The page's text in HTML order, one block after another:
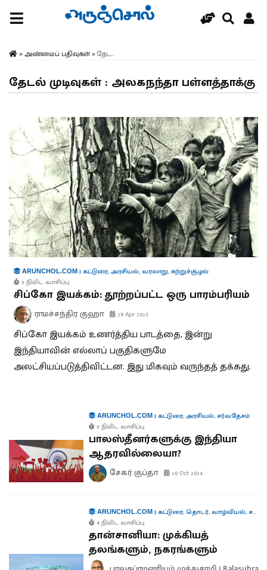
» அண்மைப் பதிவுகள்» தேட...
தேடல் முடிவுகள் : அலகநந்தா பள்ளத்தாக்கு
ARUNCHOL.COM | கட்டுரை,அரசியல், வரலாறு,சுற்றுச்சூழல்
5 நிமிட வாசிப்பு
சிப்கோ இயக்கம்: தூற்றப்பட்ட ஒரு பாரம்பரியம்
ராமச்சந்திர குஹா 28 Apr 2023
சிப்கோ இயக்கம் உணர்த்திய பாடத்தை, இன்று
இந்தியாவின் எல்லாப் பகுதிகளுமே
அலட்சியப்படுத்திவிட்டன. இது மிகவும் வருந்தத் தக்கது.
ARUNCHOL.COM| கட்டுரை,அரசியல், சர்வதேசம்
5 நிமிட வாசிப்பு
பாலஸ்தீனர்களுக்கு இந்தியா
ஆதரவில்லையா?
சேகர் குப்தா 20 Oct 2024
ARUNCHOL.COM| கட்டுரை,தொடர், வாழ்வியல், சர்வதேசம்
4 நிமிட வாசிப்பு
தான்சானியா: முக்கியத்
தலங்களும், நகரங்களும்